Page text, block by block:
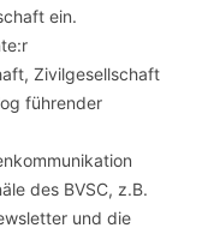
ein.
Zivilgesellschaft
führender
des BVSC, z.B.
und die